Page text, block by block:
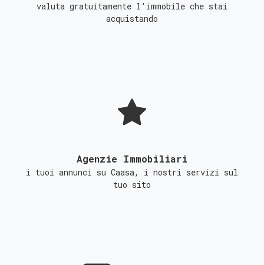
valuta gratuitamente l'immobile che stai
acquistando
Agenzie Immobiliari
i tuoi annunci su Caasa, i nostri servizi sul
tuo sito